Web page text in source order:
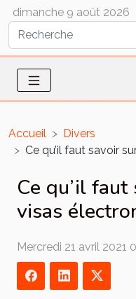
dimanche 9 août 2026
Accueil
Divers
Ce qu’il faut savoir
Ce qu’il
visas
Mercredi 21 avril 2021